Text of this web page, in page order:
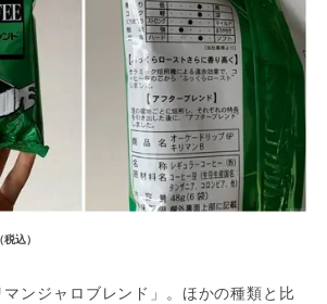
込）
ンジャロブレンド」。ほかの種類と比